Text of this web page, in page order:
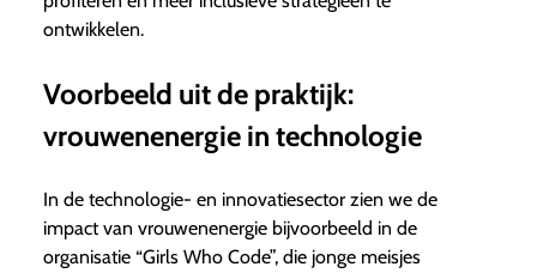
ontwikkelen.
Voorbeeld uit de praktijk:
vrouwenenergie in technologie
In de technologie- en innovatiesector zien we de
impact van vrouwenenergie bijvoorbeeld in de
organisatie “Girls Who Code”, die jonge meisjes